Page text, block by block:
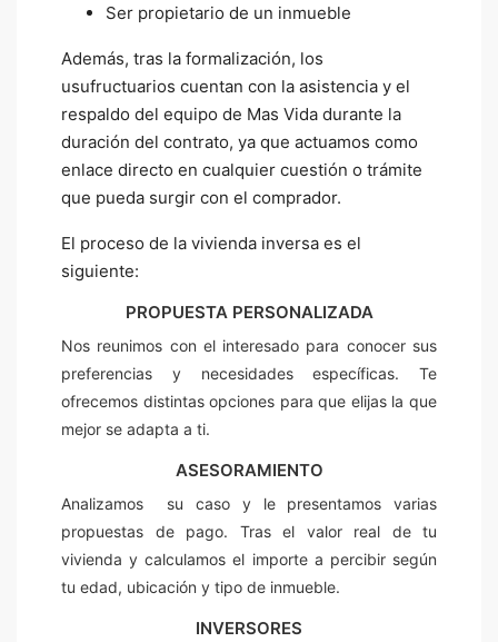
Ser propietario de un inmueble
Además, tras la formalización, los
usufructuarios cuentan con la asistencia y el
respaldo del equipo de Mas Vida durante la
duración del contrato, ya que actuamos como
enlace directo en cualquier cuestión o trámite
que pueda surgir con el comprador.
El proceso de la vivienda inversa es el
siguiente:
PROPUESTA PERSONALIZADA
Nos reunimos con el interesado para conocer sus
preferencias y necesidades específicas. Te
ofrecemos distintas opciones para que elijas la que
mejor se adapta a ti.
ASESORAMIENTO
Analizamos su caso y le presentamos varias
propuestas de pago. Tras el valor real de tu
vivienda y calculamos el importe a percibir según
tu edad, ubicación y tipo de inmueble.
INVERSORES